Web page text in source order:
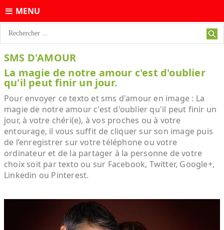
MENU
SMS D'AMOUR
La magie de notre amour c'est d'oublier
qu'il peut finir un jour.
Pour envoyer ce texto et sms d'amour en image : La
magie de notre amour c'est d'oublier qu'il peut finir un
jour, à votre chéri(e), à vos proches ou à votre
entourage, il vous suffit de cliquer sur son image puis
de l’enregistrer sur votre téléphone ou votre
ordinateur et de la partager à la personne de votre
choix soit par texto ou sur Facebook, Twitter, Google+,
Linkedin ou Pinterest.